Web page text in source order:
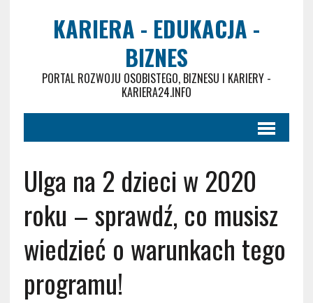
KARIERA - EDUKACJA -
BIZNES
PORTAL ROZWOJU OSOBISTEGO, BIZNESU I KARIERY -
KARIERA24.INFO
Ulga na 2 dzieci w 2020
roku – sprawdź, co musisz
wiedzieć o warunkach tego
programu!